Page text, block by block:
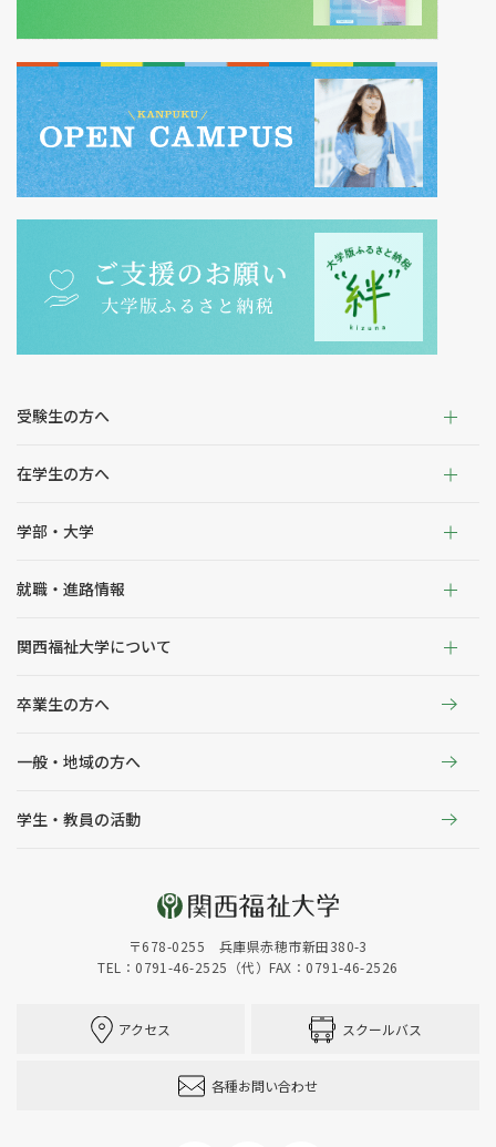
受験生の方へ
在学生の方へ
学部・大学
就職・進路情報
関西福祉大学について
卒業生の方へ
一般・地域の方へ
学生・教員の活動
〒678-0255 兵庫県赤穂市新田380-3
TEL：0791-46-2525（代）FAX：0791-46-2526
アクセス スクールバス
各種お問い合わせ